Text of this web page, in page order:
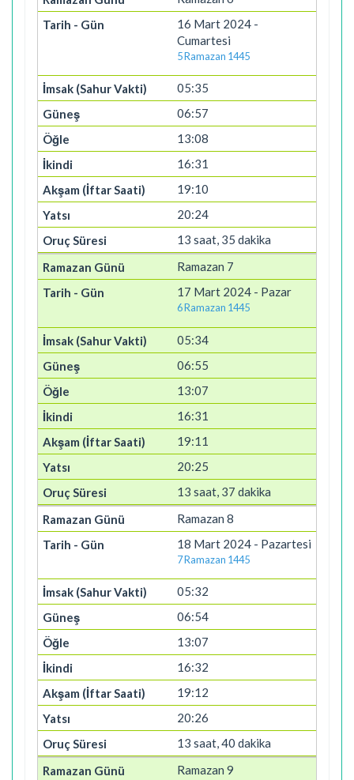
16 Mart 2024 -
Cumartesi
5 Ramazan 1445
05:35
06:57
13:08
16:31
19:10
20:24
13 saat, 35 dakika
Ramazan 7
17 Mart 2024 - Pazar
6 Ramazan 1445
05:34
06:55
13:07
16:31
19:11
20:25
13 saat, 37 dakika
Ramazan 8
18 Mart 2024 - Pazartesi
7 Ramazan 1445
05:32
06:54
13:07
16:32
19:12
20:26
13 saat, 40 dakika
Ramazan 9